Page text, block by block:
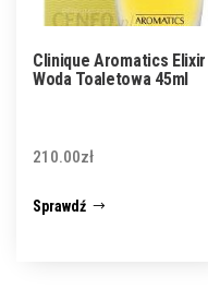
Clinique Aromatics Elixir
Woda Toaletowa 45ml
210.00zł
Sprawdź